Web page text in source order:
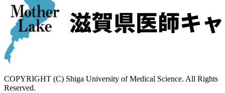
COPYRIGHT (C) Shiga University of Medical Science. All Rights
Reserved.